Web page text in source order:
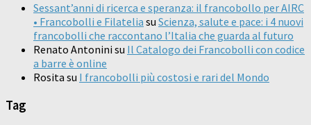
Sessant’anni di ricerca e speranza: il francobollo per AIRC
• Francobolli e Filatelia su Scienza, salute e pace: i 4 nuovi
francobolli che raccontano l’Italia che guarda al futuro
Renato Antonini su Il Catalogo dei Francobolli con codice
a barre è online
Rosita su I francobolli più costosi e rari del Mondo
Tag